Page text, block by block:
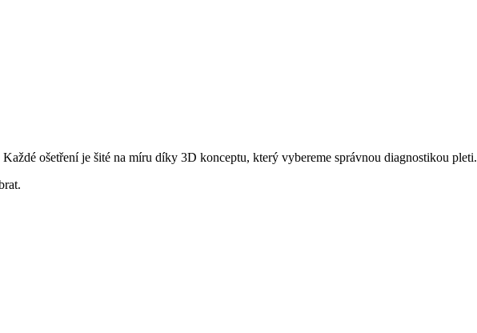
ošetření je šité na míru díky 3D konceptu, který vybereme správnou diagnostikou pleti.